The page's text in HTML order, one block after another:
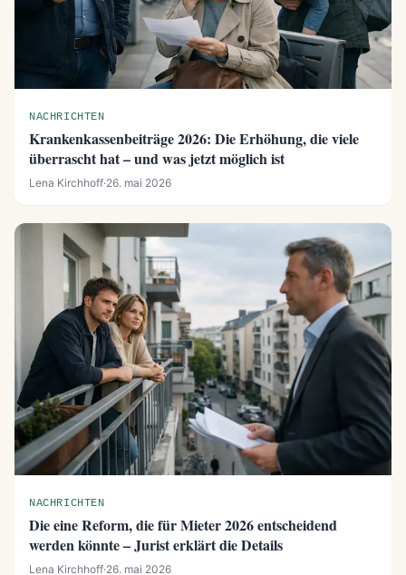
NACHRICHTEN
Krankenkassenbeiträge 2026: Die Erhöhung, die viele
überrascht hat – und was jetzt möglich ist
Lena Kirchhoff·26. mai 2026
NACHRICHTEN
Die eine Reform, die für Mieter 2026 entscheidend
werden könnte – Jurist erklärt die Details
Lena Kirchhoff·26. mai 2026